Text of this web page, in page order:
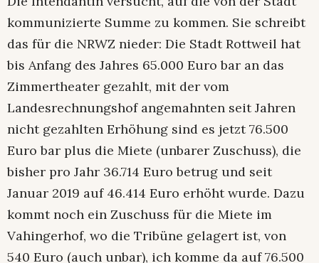
kommunizierte Summe zu kommen. Sie schreibt
das für die NRWZ nieder: Die Stadt Rottweil hat
bis Anfang des Jahres 65.000 Euro bar an das
Zimmertheater gezahlt, mit der vom
Landesrechnungshof angemahnten seit Jahren
nicht gezahlten Erhöhung sind es jetzt 76.500
Euro bar plus die Miete (unbarer Zuschuss), die
bisher pro Jahr 36.714 Euro betrug und seit
Januar 2019 auf 46.414 Euro erhöht wurde. Dazu
kommt noch ein Zuschuss für die Miete im
Vahingerhof, wo die Tribüne gelagert ist, von
540 Euro (auch unbar), ich komme da auf 76.500